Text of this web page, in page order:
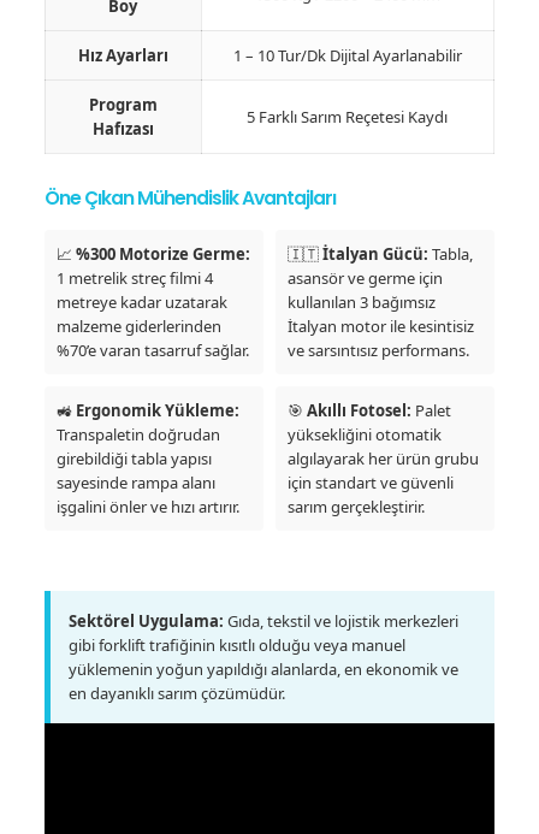
Boy
Hız Ayarları 1 – 10 Tur/Dk Dijital Ayarlanabilir
Program
Hafızası
5 Farklı Sarım Reçetesi Kaydı
Öne Çıkan Mühendislik Avantajları
📈 %300 Motorize Germe:
1 metrelik streç filmi 4
metreye kadar uzatarak
malzeme giderlerinden
%70’e varan tasarruf sağlar.
🇮🇹İtalyan Gücü: Tabla,
asansör ve germe için
kullanılan 3 bağımsız
İtalyan motor ile kesintisiz
ve sarsıntısız performans.
🚜 Ergonomik Yükleme:
Transpaletin doğrudan
girebildiği tabla yapısı
sayesinde rampa alanı
işgalini önler ve hızı artırır.
🎯 Akıllı Fotosel: Palet
yüksekliğini otomatik
algılayarak her ürün grubu
için standart ve güvenli
sarım gerçekleştirir.
Sektörel Uygulama: Gıda, tekstil ve lojistik merkezleri
gibi forklift trafiğinin kısıtlı olduğu veya manuel
yüklemenin yoğun yapıldığı alanlarda, en ekonomik ve
en dayanıklı sarım çözümüdür.